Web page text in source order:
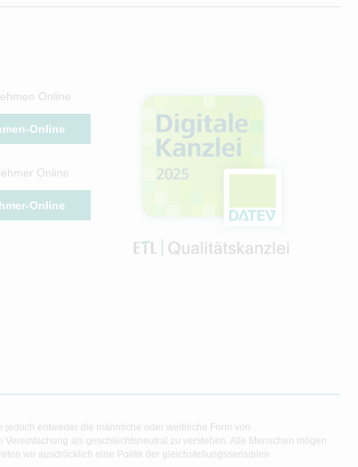
Online
Online
Online
Online
entweder die männliche oder weibliche Form von
als geschlechtsneutral zu verstehen. Alle Menschen mögen
wir ausdrücklich eine Politik der gleichstellungssensiblen